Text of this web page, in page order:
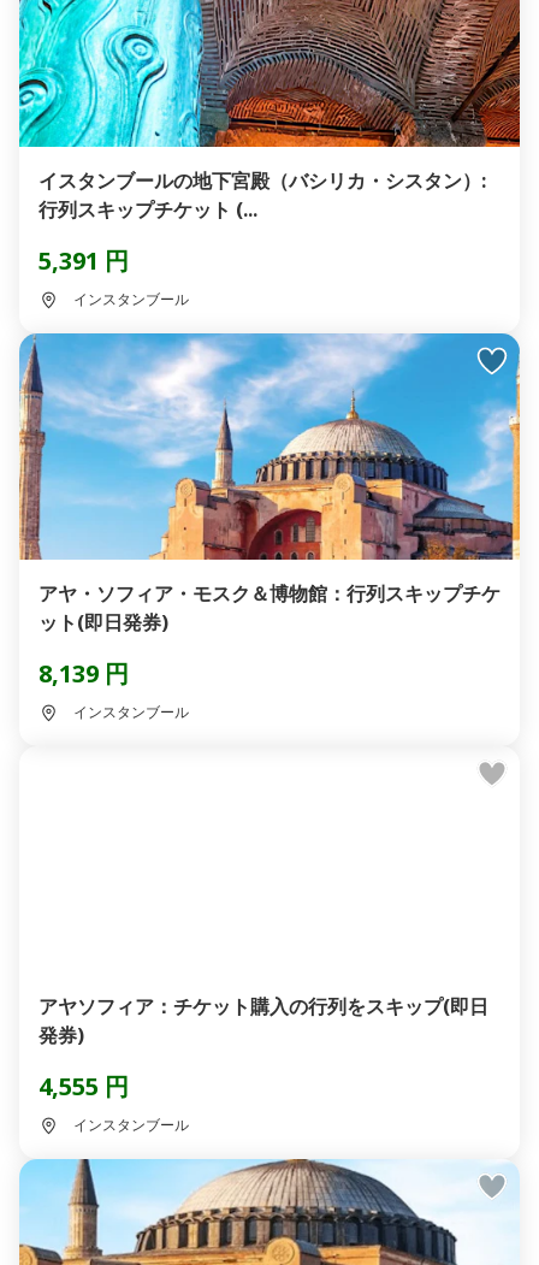
イスタンブールの地下宮殿（バシリカ・シスタン）:
行列スキップチケット (...
5,391 円
インスタンブール
アヤ・ソフィア・モスク＆博物館：行列スキップチケ
ット(即日発券)
8,139 円
インスタンブール
アヤソフィア：チケット購入の行列をスキップ(即日
発券)
4,555 円
インスタンブール